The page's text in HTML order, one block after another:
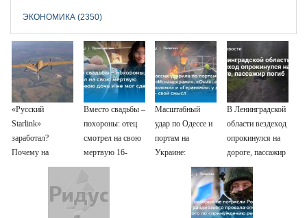
ЭКОНОМИКА (2350)
«Русский
Starlink»
заработал?
Почему на
Украине кратно
Вместо свадьбы –
похороны: отец
смотрел на свою
мертвую 16-
летнюю дочь и не
мог сдержать
слезы
Масштабный
удар по Одессе и
портам на
Украине:
Последние
подробности об
ударах России 9
В Ленинградской
области вездеход
опрокинулся на
дороге, пассажир
погиб